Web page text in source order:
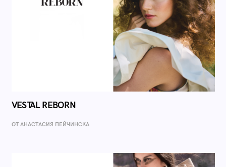
VESTAL REBORN
ОТ AНАСТАСИЯ ПЕЙЧИНСКА